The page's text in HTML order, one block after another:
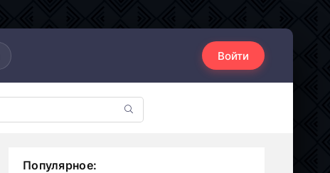
Войти
Популярное: